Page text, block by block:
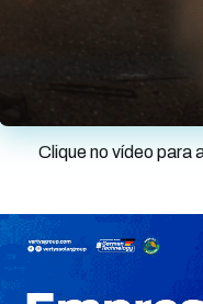
Clique no vídeo para